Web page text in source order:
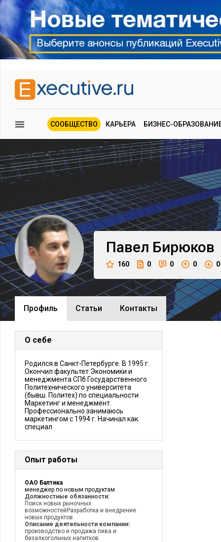
СООБЩЕСТВО КАРЬЕРА БИЗНЕС-
Павел Бирюков
160 0 0 0 0
Профиль Cтатьи Контакты
О себе
Родился в Санкт-Петербурге. В 1995 г.
Окончил факультет Экономики и
менеджмента СПб Государственного
Политехнического университета
(бывш. Политех) по специальности
Маркетинг и менеджмент.
Профессионально занимаюсь
маркетингом с 1994 г. Начинал как
специал
Опыт работы
ОАО Балтика
менеджер по новым продуктам
Должностные обязанности:
Поиск новых рыночных
возможностейРазработка и внедрение
новых продуктов
Описание деятельности компании:
производство и продажа пива и
безалкогольных напитков